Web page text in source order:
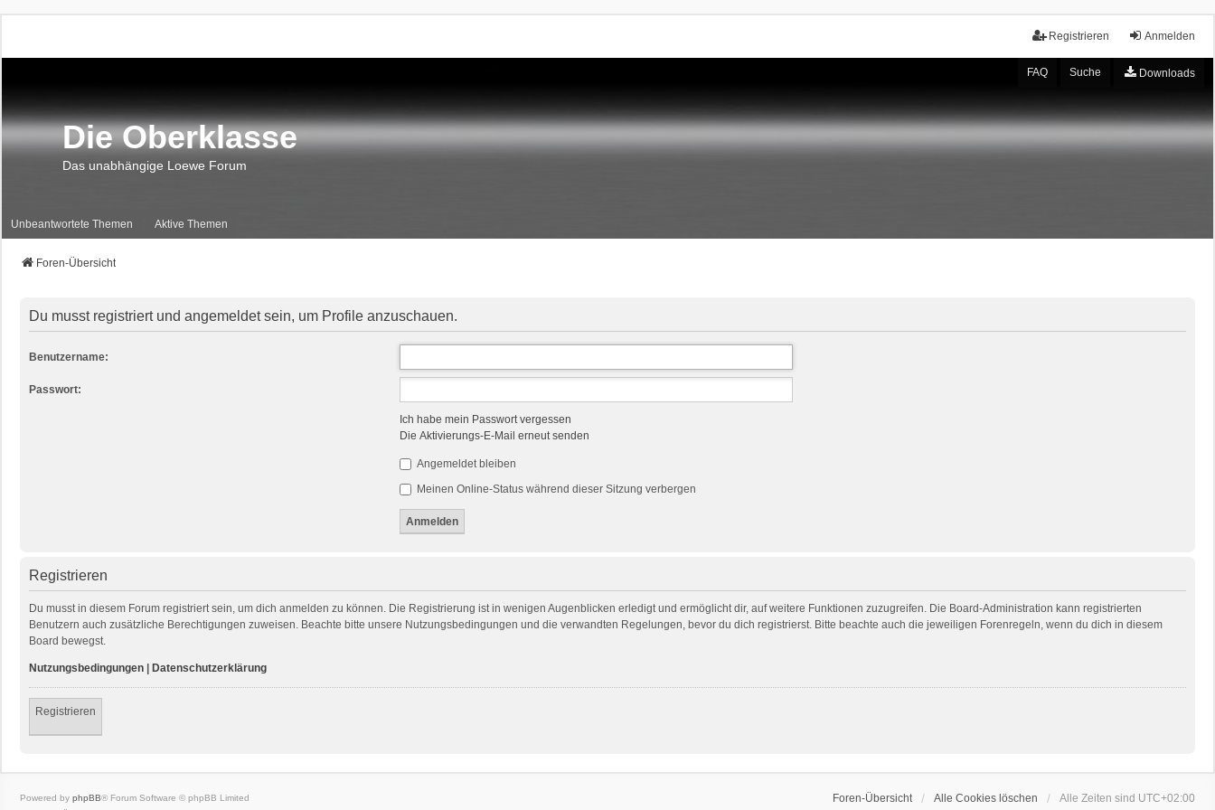
Anmelden
Registrieren
FAQ Suche Downloads
Die Oberklasse
Das unabhängige Loewe Forum
Unbeantwortete Themen Aktive Themen
Foren-Übersicht
Du musst registriert und angemeldet sein, um Profile anzuschauen.
Benutzername:
Passwort:
Ich habe mein Passwort vergessen
Die Aktivierungs-E-Mail erneut senden
Angemeldet bleiben
Meinen Online-Status während dieser Sitzung verbergen
Registrieren
Du musst in diesem Forum registriert sein, um dich anmelden zu können. Die Registrierung ist in wenigen Augenblicken erledigt und ermöglicht dir, auf weitere Funktionen zuzugreifen. Die Board-Administration kann registrierten
Benutzern auch zusätzliche Berechtigungen zuweisen. Beachte bitte unsere Nutzungsbedingungen und die verwandten Regelungen, bevor du dich registrierst. Bitte beachte auch die jeweiligen Forenregeln, wenn du dich in diesem
Board bewegst.
Nutzungsbedingungen Datenschutzerklärung
Registrieren
Foren-Übersicht Alle Cookies löschen Alle Zeiten sind UTC+02:00
Powered by phpBB® Forum Software © phpBB Limited